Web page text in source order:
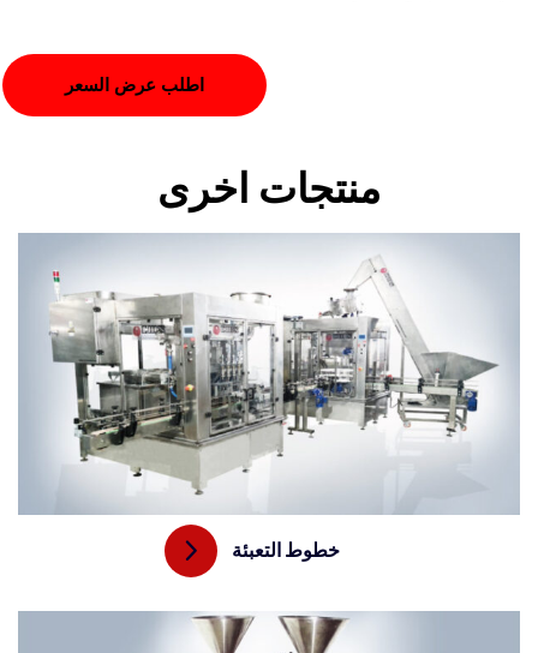
اطلب عرض السعر
منتجات اخرى
خطوط التعبئة